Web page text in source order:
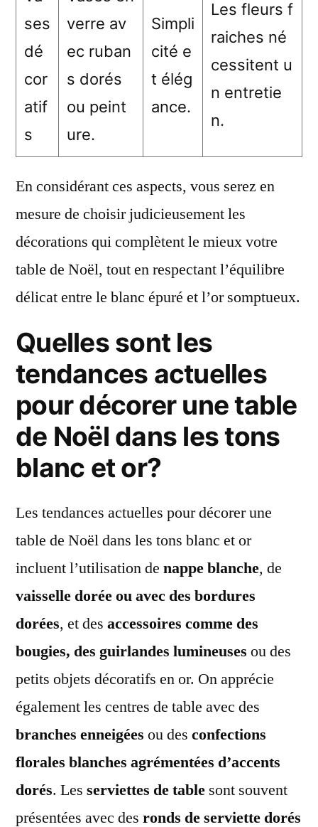
ses
dé
cor
atif
s
verre av
ec ruban
s dorés
ou peint
ure.
Simpli
cité e
t élég
ance.
Les fleurs f
raiches né
cessitent u
n entretie
n.
En considérant ces aspects, vous serez en
mesure de choisir judicieusement les
décorations qui complètent le mieux votre
table de Noël, tout en respectant l’équilibre
délicat entre le blanc épuré et l’or somptueux.
Quelles sont les
tendances actuelles
pour décorer une table
de Noël dans les tons
blanc et or?
Les tendances actuelles pour décorer une
table de Noël dans les tons blanc et or
incluent l’utilisation de nappe blanche, de
vaisselle dorée ou avec des bordures
dorées, et des accessoires comme des
bougies, des guirlandes lumineuses ou des
petits objets décoratifs en or. On apprécie
également les centres de table avec des
branches enneigées ou des confections
florales blanches agrémentées d’accents
dorés. Les serviettes de table sont souvent
présentées avec des ronds de serviette dorés